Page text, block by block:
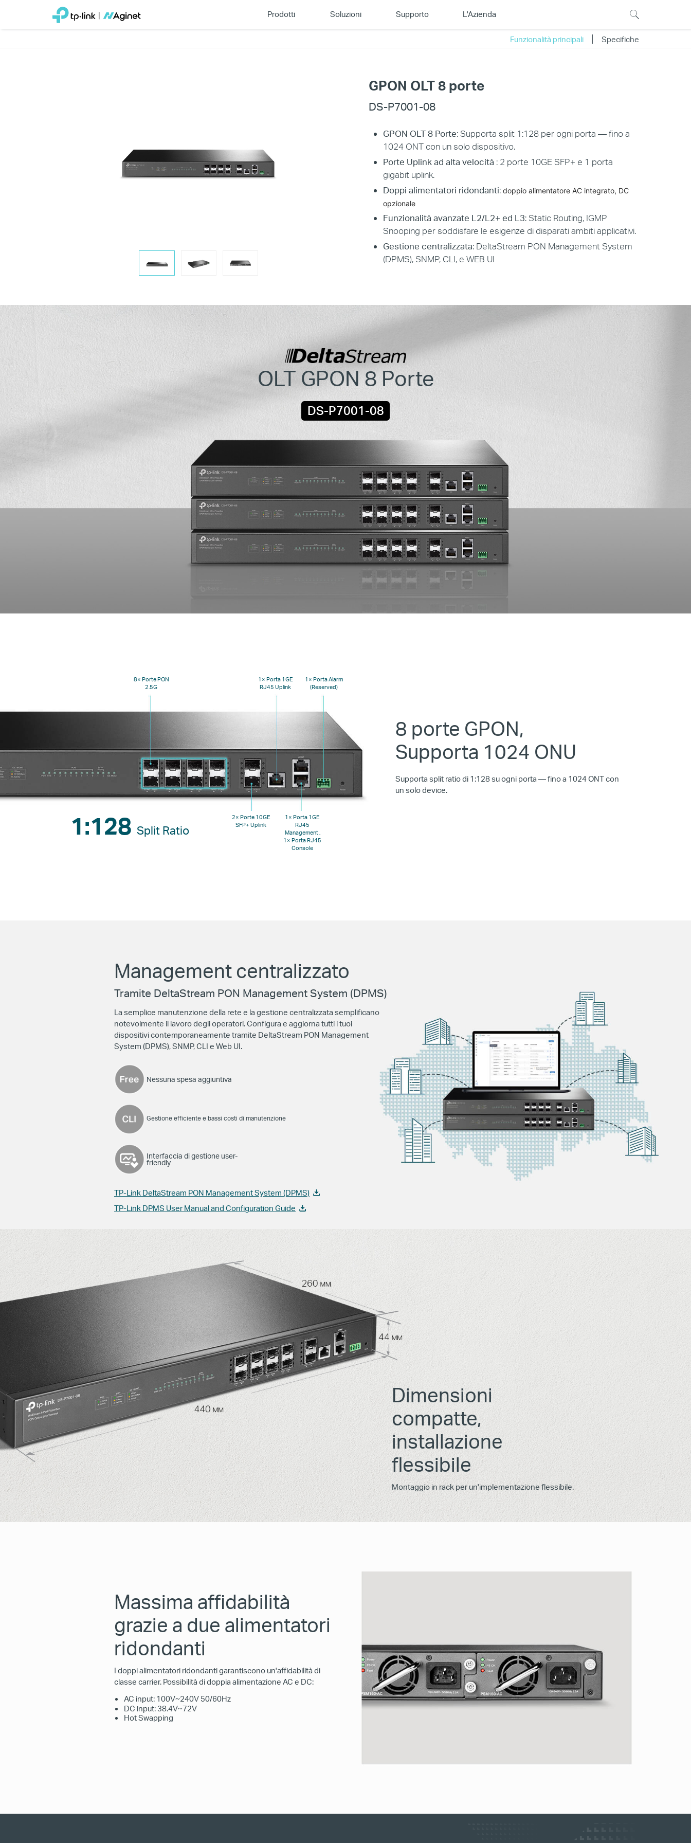
Prodotti Soluzioni Supporto L'Azienda
Funzionalità principali Specifiche
GPON OLT 8 porte
DS-P7001-08
GPON OLT 8 Porte: Supporta split 1:128 per ogni porta — fino a
1024 ONT con un solo dispositivo.
Porte Uplink ad alta velocità : 2 porte 10GE SFP+ e 1 porta
gigabit uplink.
Doppi alimentatori ridondanti: doppio alimentatore AC integrato, DC
opzionale
Funzionalità avanzate L2/L2+ ed L3: Static Routing, IGMP
Snooping per soddisfare le esigenze di disparati ambiti applicativi.
Gestione centralizzata: DeltaStream PON Management System
(DPMS), SNMP, CLI, e WEB UI
OLT GPON 8 Porte
DS-P7001-08
8 porte GPON,
Supporta 1024 ONU
Supporta split ratio di 1:128 su ogni porta — fino a 1024 ONT con
un solo device.
8× Porte PON
2.5G
1× Porta 1GE
RJ45 Uplink
1× Porta Alarm
(Reserved)
2× Porte 10GE
SFP+ Uplink
1× Porta 1GE
RJ45
Management ,
1× Porta RJ45
Console
1:128 Split Ratio
Management centralizzato
Tramite DeltaStream PON Management System (DPMS)
La semplice manutenzione della rete e la gestione centralizzata semplificano
notevolmente il lavoro degli operatori. Configura e aggiorna tutti i tuoi
dispositivi contemporaneamente tramite DeltaStream PON Management
System (DPMS), SNMP, CLI e Web UI.
Nessuna spesa aggiuntiva
Gestione efficiente e bassi costi di manutenzione
Interfaccia di gestione user-
friendly
TP-Link DeltaStream PON Management System (DPMS)
TP-Link DPMS User Manual and Configuration Guide
Dimensioni
compatte,
installazione
flessibile
Montaggio in rack per un'implementazione flessibile.
Massima affidabilità
grazie a due alimentatori
ridondanti
I doppi alimentatori ridondanti garantiscono un'affidabilità di
classe carrier. Possibilità di doppia alimentazione AC e DC:
AC input: 100V~240V 50/60Hz
DC input: 38.4V~72V
Hot Swapping